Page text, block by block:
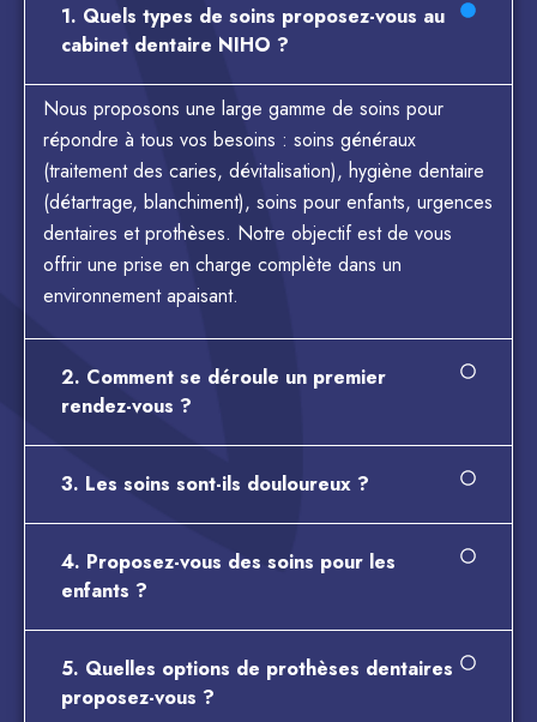
1. Quels types de soins proposez-vous au
cabinet dentaire NIHO ?
Nous proposons une large gamme de soins pour
répondre à tous vos besoins : soins généraux
(traitement des caries, dévitalisation), hygiène dentaire
(détartrage, blanchiment), soins pour enfants, urgences
dentaires et prothèses. Notre objectif est de vous
offrir une prise en charge complète dans un
environnement apaisant.
2. Comment se déroule un premier
rendez-vous ?
3. Les soins sont-ils douloureux ?
4. Proposez-vous des soins pour les
enfants ?
5. Quelles options de prothèses dentaires
proposez-vous ?